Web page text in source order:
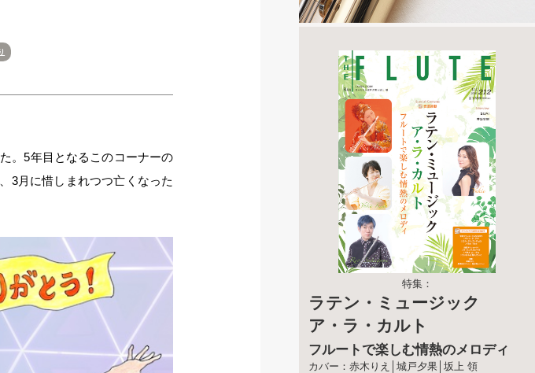
。5年目となるこのコーナーの
3月に惜しまれつつ亡くなった
特集：
ラテン・ミュージック
ア・ラ・カルト
フルートで楽しむ情熱のメロディ
カバー：赤木りえ│城戸夕果│坂上 領